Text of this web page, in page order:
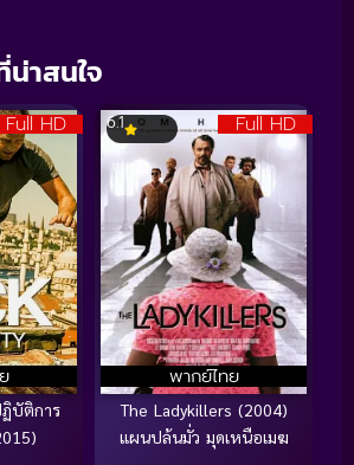
น่าสนใจ
Full HD
บัติการ
Full HD
พากย์ไทย
6.1
The Ladykillers (2004)
แผนปล้นมั่ว มุดเหนือเมฆ